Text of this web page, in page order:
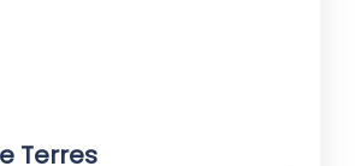
Terres